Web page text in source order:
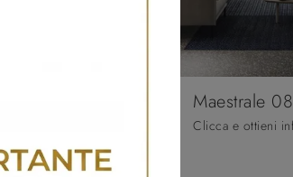
Maestrale 08